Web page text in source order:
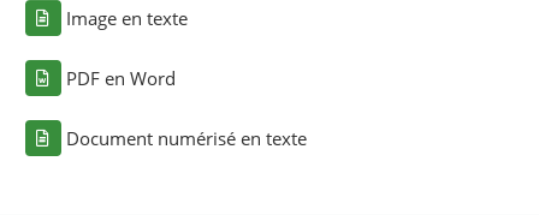
Image en texte
PDF en Word
Document numérisé en texte